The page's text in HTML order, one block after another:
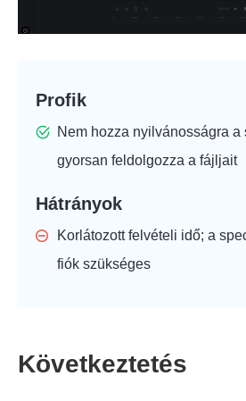
Profik
Nem hozza nyilvánosságra a
gyorsan feldolgozza a fájljait
Hátrányok
Korlátozott felvételi idő; a
fiók szükséges
Következtetés